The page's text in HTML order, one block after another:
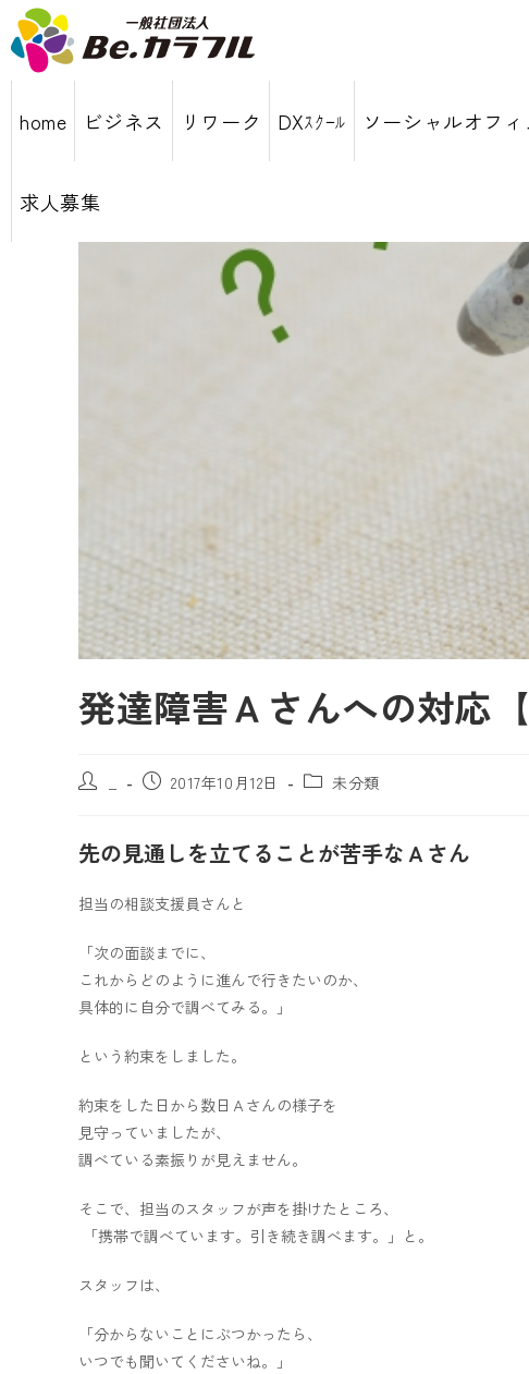
home ビジネス リワーク DXｽｸｰﾙ ソーシャルオフィ
求人募集
発達障害Ａさんへの対応【
2017年10月12日 未分類
先の見通しを立てることが苦手なＡさん
担当の相談支援員さんと
「次の面談までに、
これからどのように進んで行きたいのか、
具体的に自分で調べてみる。」
という約束をしました。
約束をした日から数日Ａさんの様子を
見守っていましたが、
調べている素振りが見えません。
そこで、担当のスタッフが声を掛けたところ、
「携帯で調べています。引き続き調べます。」と。
スタッフは、
「分からないことにぶつかったら、
いつでも聞いてくださいね。」